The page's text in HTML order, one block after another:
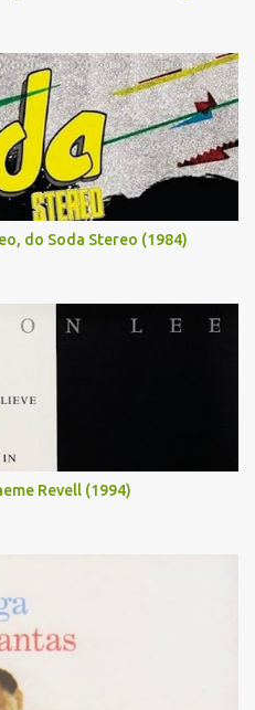
do Soda Stereo (1984)
Revell (1994)